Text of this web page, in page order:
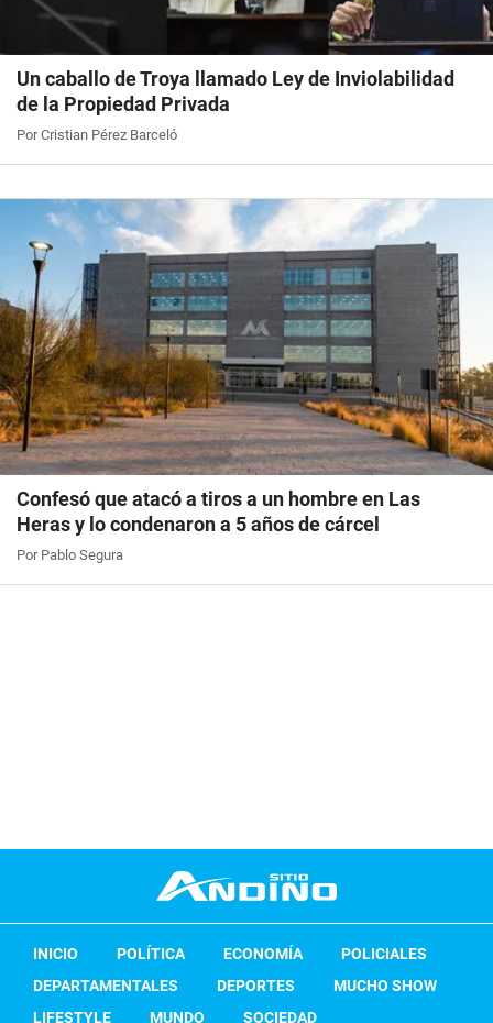
Un caballo de Troya llamado Ley de Inviolabilidad
de la Propiedad Privada
Por Cristian Pérez Barceló
Confesó que atacó a tiros a un hombre en Las
Heras y lo condenaron a 5 años de cárcel
Por Pablo Segura
INICIO POLÍTICA ECONOMÍA
POLICIALES
DEPARTAMENTALES
DEPORTES
MUCHO SHOW
LIFESTYLE
MUNDO SOCIEDAD